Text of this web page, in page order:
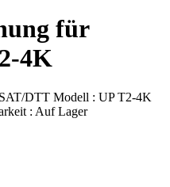
für
4K
SAT/DTT Modell : UP T2-4K
: Auf Lager